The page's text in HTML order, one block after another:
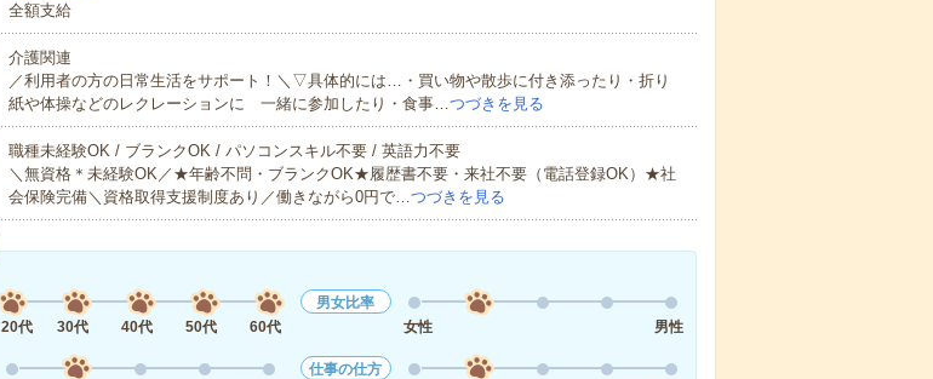
全額支給
介護関連
／利用者の方の日常生活をサポート！＼▽具体的には…・買い物や散歩に付き添ったり・折り
紙や体操などのレクレーションに 一緒に参加したり・食事…つづきを見る
職種未経験OK / ブランクOK / パソコンスキル不要 / 英語力不要
＼無資格＊未経験OK／★年齢不問・ブランクOK★履歴書不要・来社不要（電話登録OK）★社
会保険完備＼資格取得支援制度あり／働きながら0円で…つづきを見る
20代
30代 40代 50代 60代
男女比率
女性
男性
仕事の仕方